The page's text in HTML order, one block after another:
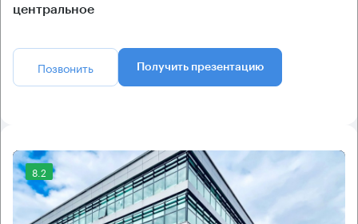
центральное
Позвонить Получить презентацию
8.2